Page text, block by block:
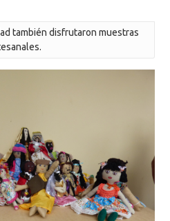
también disfrutaron muestras